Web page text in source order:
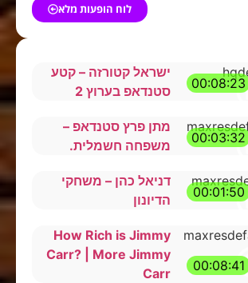
לוח הופעות מלא
00:08:23
ישראל קטורזה – קטע
סטנדאפ בערוץ 2
00:03:32
מתן פרץ סטנדאפ –
משפחה חשמלית.
00:01:50
דניאל כהן – משחקי
הדיונון
00:08:41
How Rich is Jimmy
Carr? | More Jimmy
Carr